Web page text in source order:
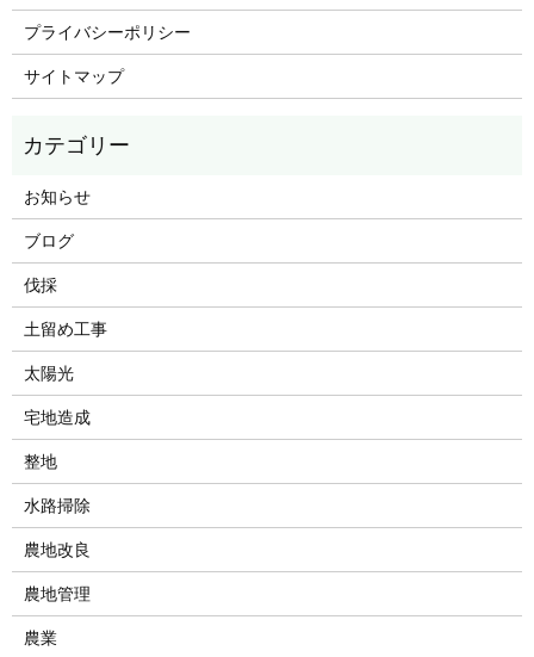
プライバシーポリシー
サイトマップ
お知らせ
ブログ
伐採
土留め工事
太陽光
宅地造成
整地
水路掃除
農地改良
農地管理
農業